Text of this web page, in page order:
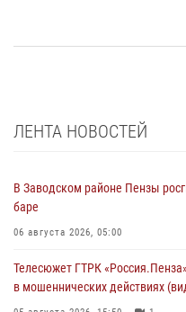
ЛЕНТА НОВОСТЕЙ
В Заводском районе Пензы
баре
06 августа 2026, 05:00
Телесюжет ГТРК
в мошеннических действиях